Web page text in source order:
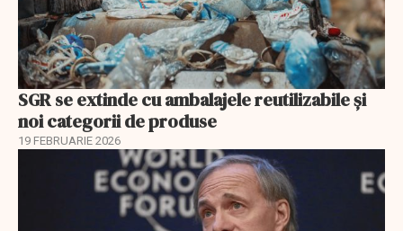
SGR se extinde cu ambalajele reutilizabile și
noi categorii de produse
19 FEBRUARIE 2026